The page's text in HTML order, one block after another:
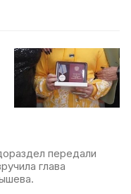
передали
глава